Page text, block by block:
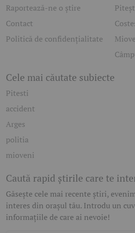
Raportează-ne o știre
Contact
Politică de confidențialitate
Cele mai căutate subiecte
Pitesti
accident
Arges
politia
mioveni
Caută rapid știrile care te
Găsește cele mai recente știri,
interes din orașul tău. Introdu un
informațiile de care ai nevoie!